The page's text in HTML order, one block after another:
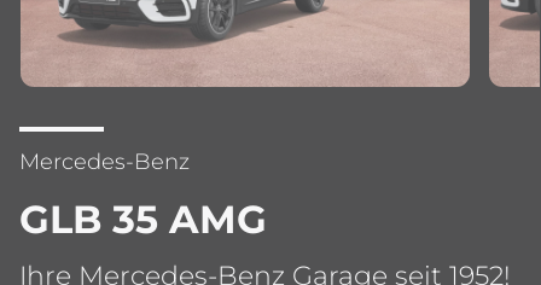
Mercedes-Benz
GLB 35 AMG
Ihre Mercedes-Benz Garage seit 1952!